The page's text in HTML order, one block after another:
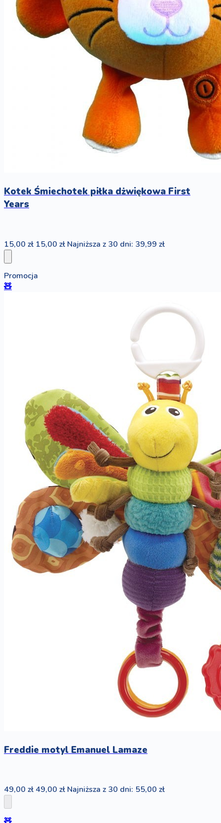
Kotek Śmiechotek piłka dżwiękowa First
Years
15,00 zł 15,00 zł Najniższa z 30 dni: 39,99 zł
Promocja
🧸
Freddie motyl Emanuel Lamaze
49,00 zł 49,00 zł Najniższa z 30 dni: 55,00 zł